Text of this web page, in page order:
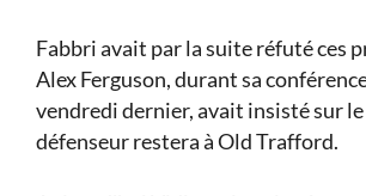
Fabbri avait par la suite réfuté ces
Alex Ferguson, durant sa
vendredi dernier, avait insisté sur
défenseur restera à Old Trafford.